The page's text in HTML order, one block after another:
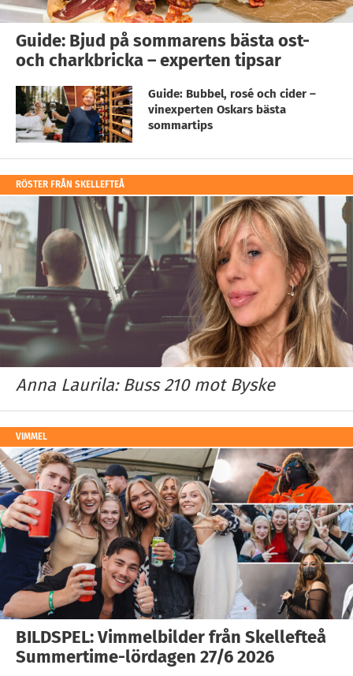
Guide: Bjud på sommarens bästa ost-
och charkbricka – experten tipsar
Guide: Bubbel, rosé och cider –
vinexperten Oskars bästa
sommartips
RÖSTER FRÅN SKELLEFTEÅ
Anna Laurila: Buss 210 mot Byske
VIMMEL
BILDSPEL: Vimmelbilder från Skellefteå
Summertime-lördagen 27/6 2026